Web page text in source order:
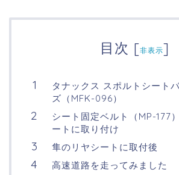
目次 [非表示]
タナックス スポルトシート
ズ（MFK-096）
シート固定ベルト（MP-177
ートに取り付け
隼のリヤシートに取付後
高速道路を走ってみました